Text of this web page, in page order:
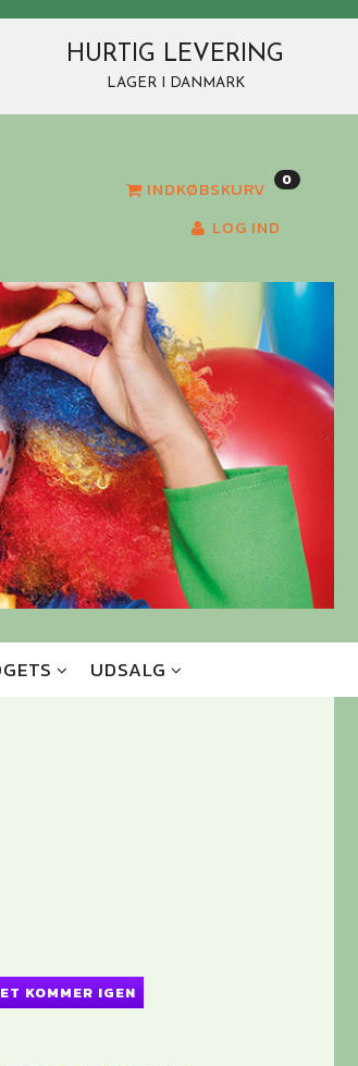
HURTIG LEVERING
LAGER I DANMARK
INDKØBSKURV 0
LOG IND
UDSALG
KOMMER IGEN